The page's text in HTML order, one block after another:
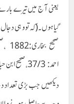
یعنی آج میں تیرے
گیا ہوں۔(کہ تو وہی
احمد: 37/3، صحیح ابن حبان:6801)
دیکھیں جب بڑی تعداد